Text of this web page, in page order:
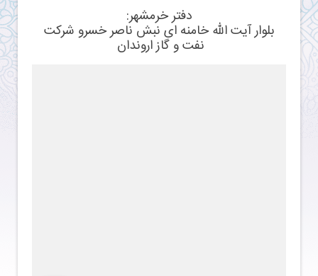
دفتر خرمشهر:
بلوار آيت الله خامنه ای نبش ناصر خسرو شركت
نفت و گاز اروندان